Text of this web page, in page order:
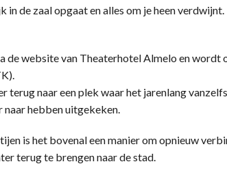
de zaal opgaat en alles om je heen
de website van Theaterhotel Almelo en wordt
naar een plek waar het jarenlang
hebben uitgekeken.
is het bovenal een manier om opnieuw
terug te brengen naar de stad.